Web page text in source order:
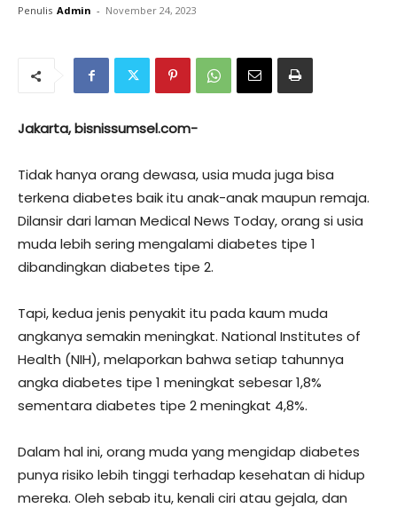
Penulis Admin - November 24, 2023
Jakarta, bisnissumsel.com-
Tidak hanya orang dewasa, usia muda juga bisa
terkena diabetes baik itu anak-anak maupun remaja.
Dilansir dari laman Medical News Today, orang si usia
muda lebih sering mengalami diabetes tipe 1
dibandingkan diabetes tipe 2.
Tapi, kedua jenis penyakit itu pada kaum muda
angkanya semakin meningkat. National Institutes of
Health (NIH), melaporkan bahwa setiap tahunnya
angka diabetes tipe 1 meningkat sebesar 1,8%
sementara diabetes tipe 2 meningkat 4,8%.
Dalam hal ini, orang muda yang mengidap diabetes
punya risiko lebih tinggi terhadap kesehatan di hidup
mereka. Oleh sebab itu, kenali ciri atau gejala, dan